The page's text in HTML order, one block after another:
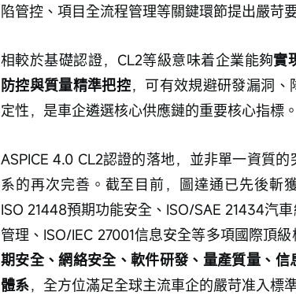
陷管控、項目全流程管理等關鍵環節提出嚴苛
相較於基礎認證，CL2等級意味着企業能夠實
防控與質量精準把控，可有效規避研發漏洞
定性，是車企遴選核心供應鏈的重要核心指標。
ASPICE 4.0 CL2認證的落地，並非單一資質
系的再次完善。截至目前，圖達通已先後斬
ISO 21448預期功能安全、ISO/SAE 21434汽
管理、ISO/IEC 27001信息安全等多項國際頂
期安全、網絡安全、軟件研發、量產質量、
體系，全方位滿足全球主流車企的嚴苛准入標